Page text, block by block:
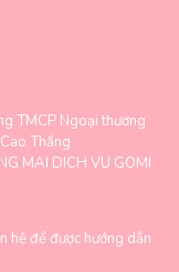
TMCP Ngoại thương
Thắng
MAI DICH VU GOMI
hệ để được hướng dẫn